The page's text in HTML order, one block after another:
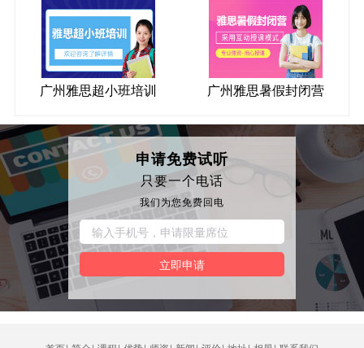
广州雅思超小班培训 广州雅思暑假封闭营
申请免费试听
只要一个电话
我们为您免费回电
立即申请